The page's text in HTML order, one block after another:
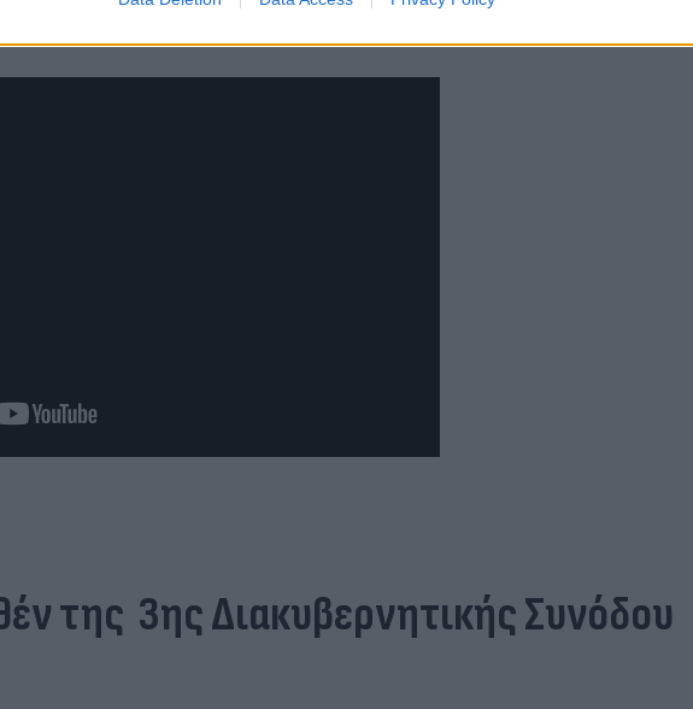
της 3ης Διακυβερνητικής Συνόδου